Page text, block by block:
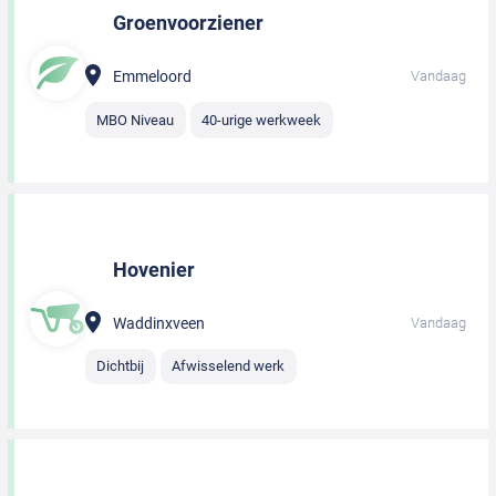
Groenvoorziener
Emmeloord Vandaag
MBO Niveau 40-urige werkweek
Hovenier
Waddinxveen Vandaag
Dichtbij Afwisselend werk